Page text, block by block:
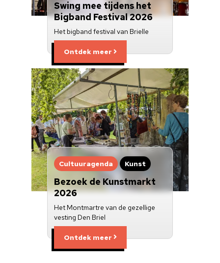
Swing mee tijdens het
Bigband Festival 2026
Het bigband festival van Brielle
Ontdek meer
Cultuuragenda Kunst
Bezoek de Kunstmarkt
2026
Het Montmartre van de gezellige
vesting Den Briel
Ontdek meer